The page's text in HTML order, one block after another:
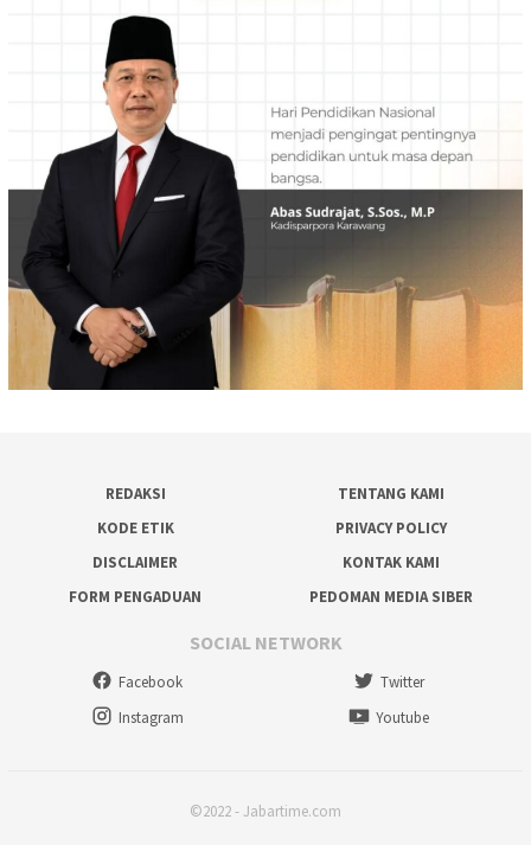
REDAKSI
TENTANG KAMI
KODE ETIK
PRIVACY POLICY
DISCLAIMER
KONTAK KAMI
FORM PENGADUAN
PEDOMAN MEDIA SIBER
SOCIAL NETWORK
Facebook
Twitter
Instagram
Youtube
©2022 - Jabartime.com